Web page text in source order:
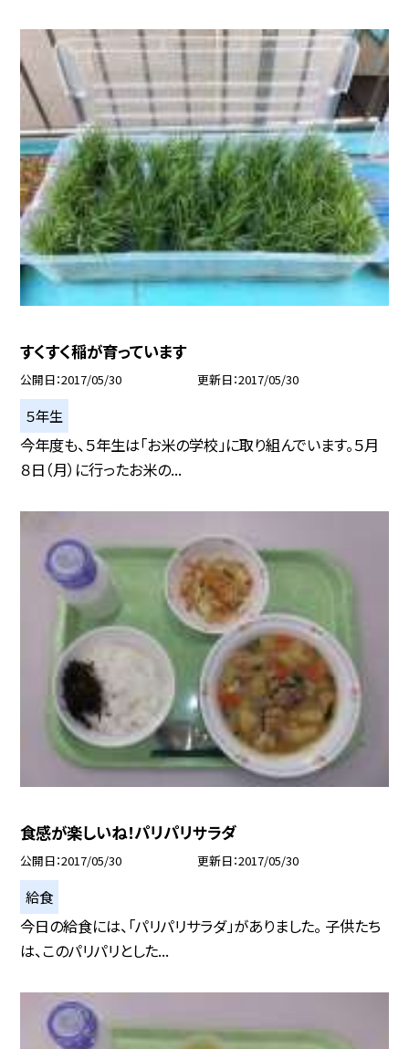
すくすく稲が育っています
公開日 2017/05/30 更新日 2017/05/30
５年生
今年度も、５年生は「お米の学校」に取り組んでいます。５月
８日（月）に行ったお米の...
食感が楽しいね！パリパリサラダ
公開日 2017/05/30 更新日 2017/05/30
給食
今日の給食には、「パリパリサラダ」がありました。 子供たち
は、このパリパリとした...